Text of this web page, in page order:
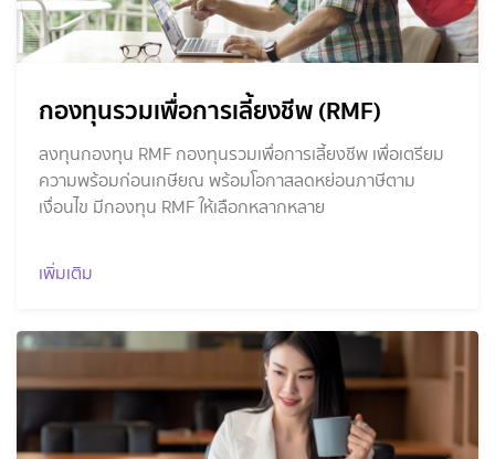
กองทุนรวมเพื่อการเลี้ยงชีพ (RMF)
ลงทุนกองทุน RMF กองทุนรวมเพื่อการเลี้ยงชีพ เพื่อเตรียม
ความพร้อมก่อนเกษียณ พร้อมโอกาสลดหย่อนภาษีตาม
เงื่อนไข มีกองทุน RMF ให้เลือกหลากหลาย
เพิ่มเติม